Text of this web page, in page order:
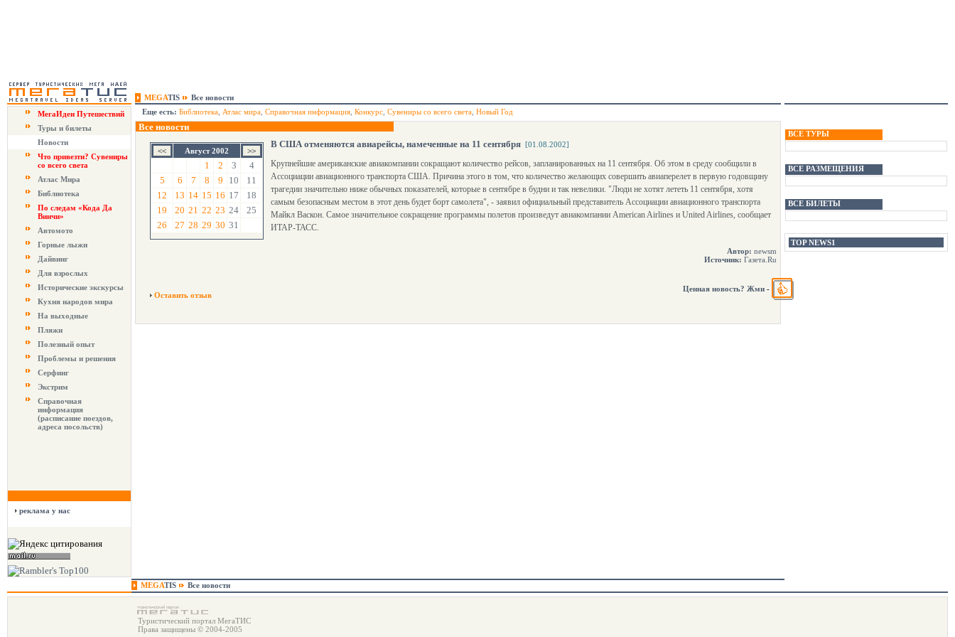
MEGATIS
Все новости
МегаИдеи Путешествий
Туры и билеты
Новости
Что привезти? Сувениры
со всего света
Атлас Мира
Библиотека
По следам «Кода Да
Винчи»
Автомото
Горные лыжи
Дайвинг
Для взрослых
Исторические экскурсы
Кухня народов мира
На выходные
Пляжи
Полезный опыт
Проблемы и решения
Серфинг
Экстрим
Справочная
информация
(расписание поездов,
адреса посольств)
реклама у нас
Еще есть: Библиотека Атлас мира Справочная информация Конкурс Сувениры со всего света Новый Год
Все новости
Август 2002
1 2 3
4
5
6 7 8 9 10
11
12
13 14 15 16 17
18
19
20 21 22 23 24
25
26
27 28 29 30 31
В США отменяются авиарейсы, намеченные на 11 сентября [01.08.2002]
Крупнейшие американские авиакомпании сокращают количество рейсов, запланированных на 11 сентября. Об этом в среду сообщили в
Ассоциации авиационного транспорта США. Причина этого в том, что количество желающих совершить авиаперелет в первую годовщину
трагедии значительно ниже обычных показателей, которые в сентябре в будни и так невелики. "Люди не хотят лететь 11 сентября, хотя
самым безопасным местом в этот день будет борт самолета", - заявил официальный представитель Ассоциации авиационного транспорта
Майкл Васкон. Самое значительное сокращение программы полетов произведут авиакомпании American Airlines и United Airlines, сообщает
ИТАР-ТАСС.
Автор: newsm
Источник: Газета.Ru
Оставить отзыв
Ценная новость? Жми -
ВСЕ ТУРЫ
ВСЕ РАЗМЕЩЕНИЯ
ВСЕ БИЛЕТЫ
TOP NEWS1
MEGATIS Все новости
Туристический портал МегаТИС
Права защищены © 2004-2005